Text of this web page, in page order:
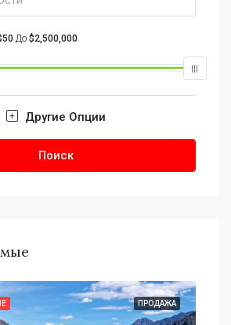
До $2,500,000
Другие Опции
Поиск
ПРОДАЖА